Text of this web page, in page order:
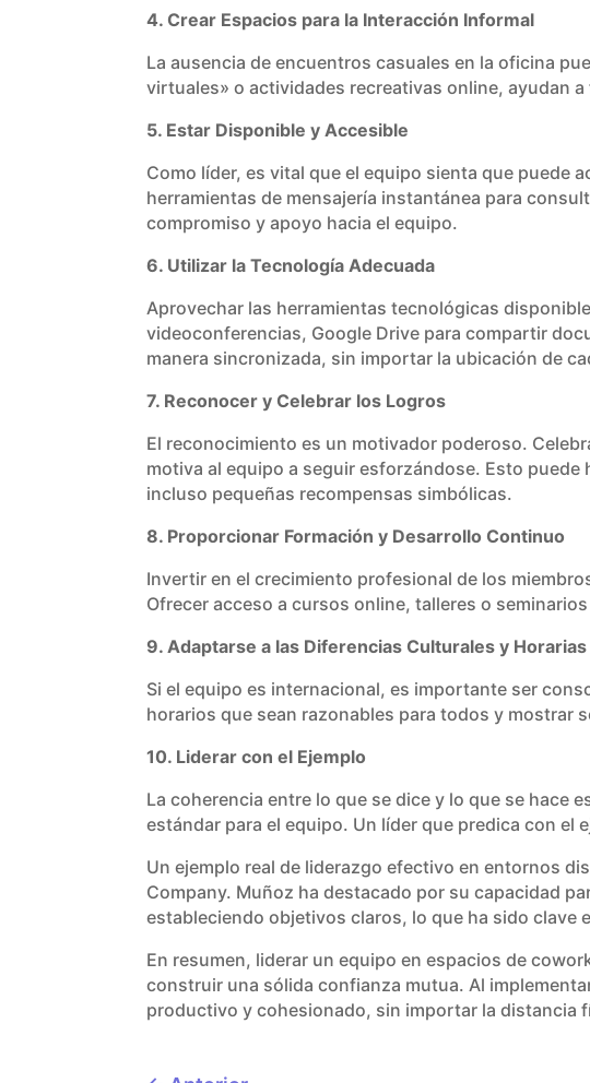
4. Crear Espacios para la Interacción Informal
La ausencia de encuentros casuales en la oficina
virtuales» o actividades recreativas online, ayudan
5. Estar Disponible y Accesible
Como líder, es vital que el equipo sienta que puede
herramientas de mensajería instantánea para
compromiso y apoyo hacia el equipo.
6. Utilizar la Tecnología Adecuada
Aprovechar las herramientas tecnológicas
videoconferencias, Google Drive para compartir
manera sincronizada, sin importar la ubicación de
7. Reconocer y Celebrar los Logros
El reconocimiento es un motivador poderoso.
motiva al equipo a seguir esforzándose. Esto
incluso pequeñas recompensas simbólicas.
8. Proporcionar Formación y Desarrollo Continuo
Invertir en el crecimiento profesional de los
Ofrecer acceso a cursos online, talleres o
9. Adaptarse a las Diferencias Culturales y Horarias
Si el equipo es internacional, es importante ser
horarios que sean razonables para todos y mostrar
10. Liderar con el Ejemplo
La coherencia entre lo que se dice y lo que se hace
estándar para el equipo. Un líder que predica con el
Un ejemplo real de liderazgo efectivo en entornos
Company. Muñoz ha destacado por su capacidad
estableciendo objetivos claros, lo que ha sido clave
En resumen, liderar un equipo en espacios de
construir una sólida confianza mutua. Al
productivo y cohesionado, sin importar la distancia